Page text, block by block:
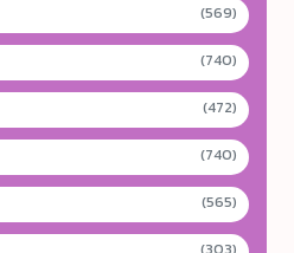
(569)
(740)
(472)
(740)
(565)